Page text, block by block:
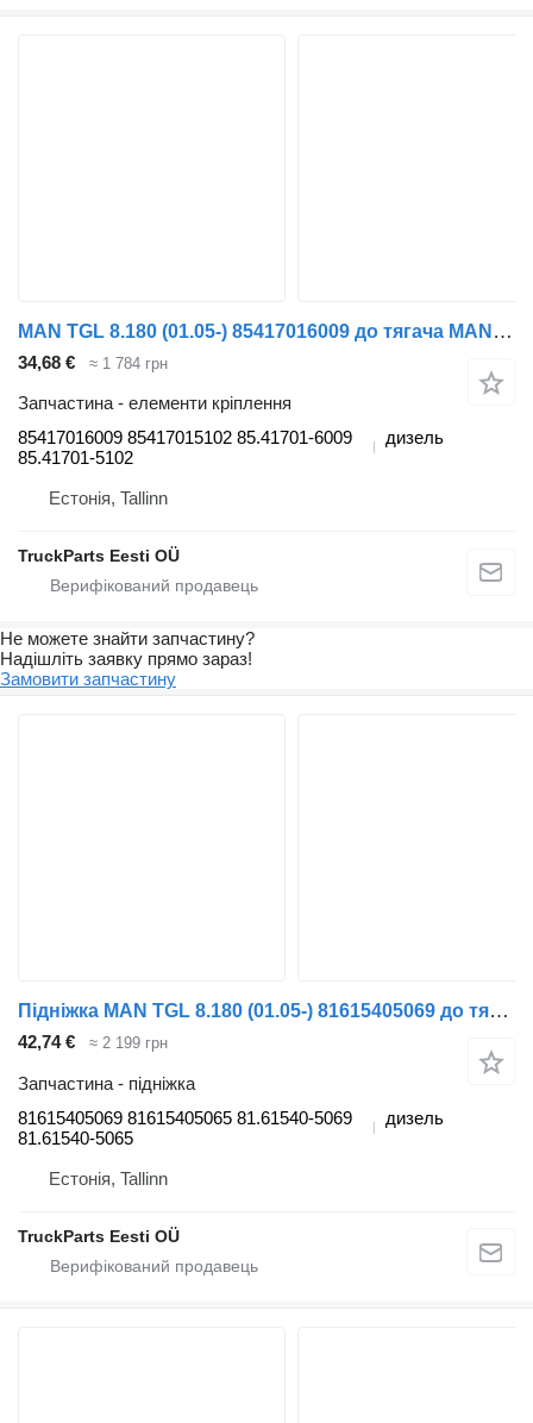
MAN TGL 8.180 (01.05-) 85417016009 до тягача MAN TGL, TGM, TGS, TGX (2005-2021)
34,68 € ≈ 1 784 грн
Запчастина - елементи кріплення
85417016009 85417015102 85.41701-6009
85.41701-5102
дизель
Естонія, Tallinn
TruckParts Eesti OÜ
Не можете знайти запчастину?
Надішліть заявку прямо зараз!
Замовити запчастину
Підніжка MAN TGL 8.180 (01.05-) 81615405069 до тягача MAN TGL, TGM, TGS, TGX (2005-2021)
42,74 € ≈ 2 199 грн
Запчастина - підніжка
81615405069 81615405065 81.61540-5069
81.61540-5065
дизель
Естонія, Tallinn
TruckParts Eesti OÜ